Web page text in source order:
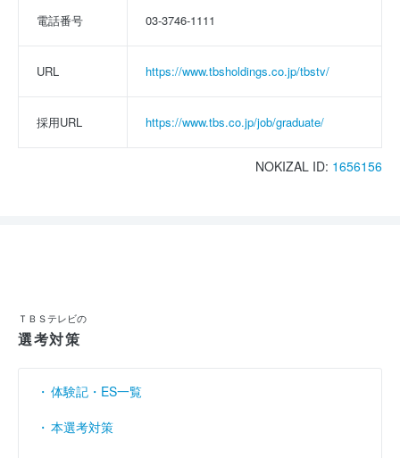
電話番号 03-3746-1111
URL https://www.tbsholdings.co.jp/tbstv/
採用URL https://www.tbs.co.jp/job/graduate/
NOKIZAL ID: 1656156
ＴＢＳテレビの
選考対策
体験記・ES一覧
本選考対策